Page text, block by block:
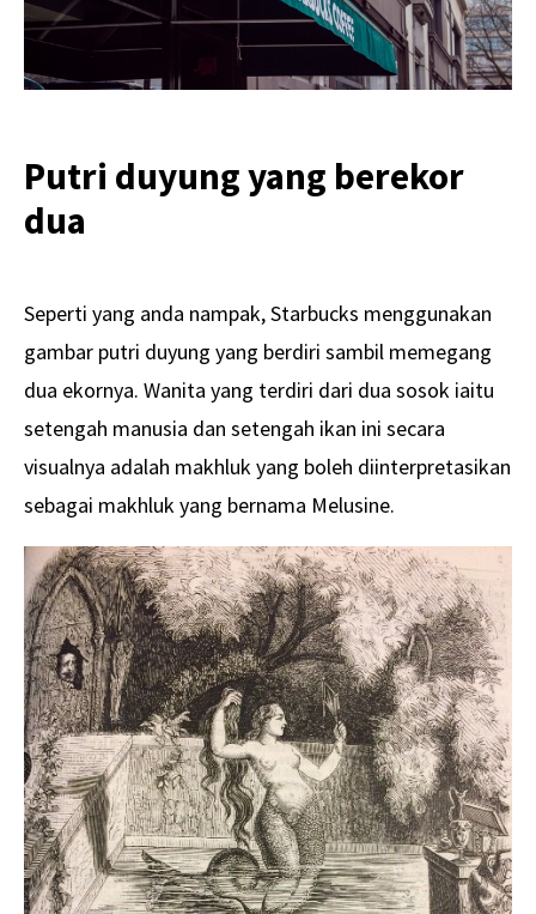
Putri duyung yang berekor
dua
Seperti yang anda nampak, Starbucks menggunakan
gambar putri duyung yang berdiri sambil memegang
dua ekornya. Wanita yang terdiri dari dua sosok iaitu
setengah manusia dan setengah ikan ini secara
visualnya adalah makhluk yang boleh diinterpretasikan
sebagai makhluk yang bernama Melusine.